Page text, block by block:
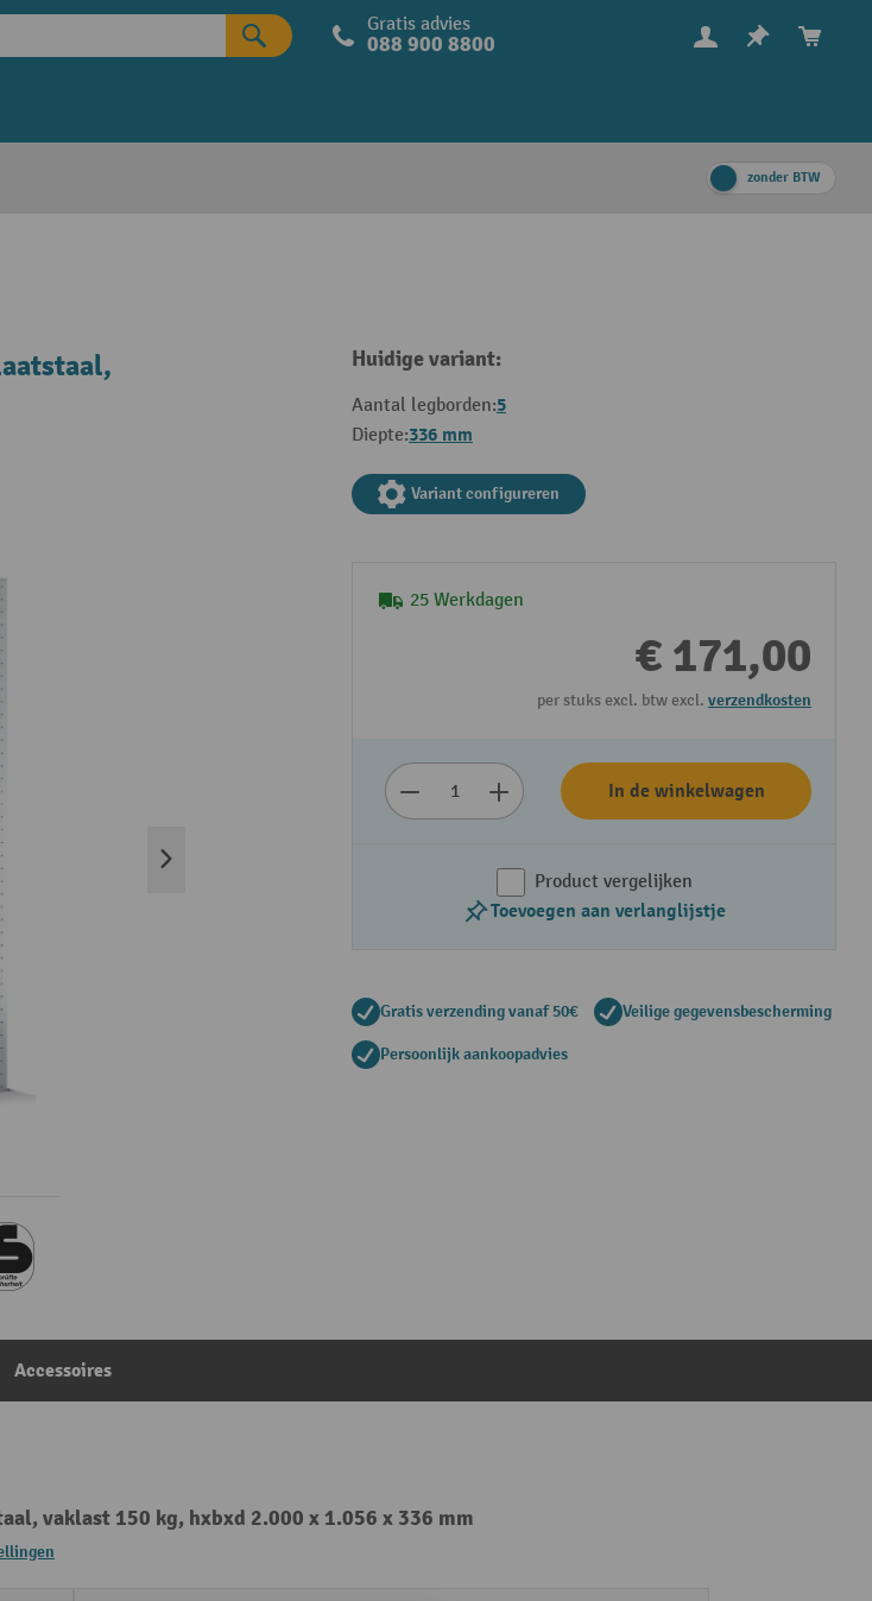
Gratis advies
088 900 8800
zonder BTW
Huidige variant:
Aantal legborden:5
Diepte:336 mm
Variant configureren
25 Werkdagen
€ 171,00
per stuks excl. btw excl. verzendkosten
In de winkelwagen
Product vergelijken
Toevoegen aan verlanglijstje
Gratis verzending vanaf 50€ Veilige gegevensbescherming
Persoonlijk aankoopadvies
Accessoires
vaklast 150 kg, hxbxd 2.000 x 1.056 x 336 mm